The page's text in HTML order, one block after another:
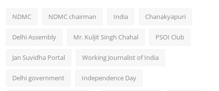
NDMC NDMC chairman India Chanakyapuri
Delhi Assembly Mr. Kuljit Singh Chahal PSOI Club
Jan Suvidha Portal Working Journalist of India
Delhi government Independence Day